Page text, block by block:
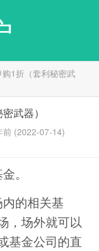
1折（套利秘密武
武器）
前 (2022-07-14)
。
的相关基
，场外就可以
基金公司的直